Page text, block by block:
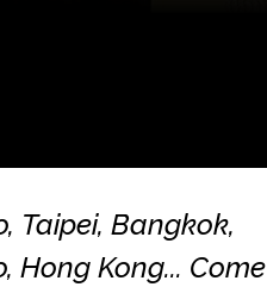
Taipei, Bangkok,
Hong Kong... Come